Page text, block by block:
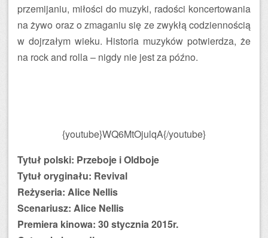
przemijaniu, miłości do muzyki, radości koncertowania
na żywo oraz o zmaganiu się ze zwykłą codziennością
w dojrzałym wieku. Historia muzyków potwierdza, że
na rock and rolla – nigdy nie jest za późno.
{youtube}WQ6MtOjulqA{/youtube}
Tytuł polski: Przeboje i Oldboje
Tytuł oryginału: Revival
Reżyseria: Alice Nellis
Scenariusz: Alice Nellis
Premiera kinowa: 30 stycznia 2015r.